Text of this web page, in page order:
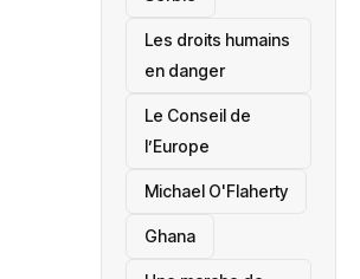
Les droits humains
en danger
‎Le Conseil de
l’Europe
Michael O'Flaherty
‎Ghana